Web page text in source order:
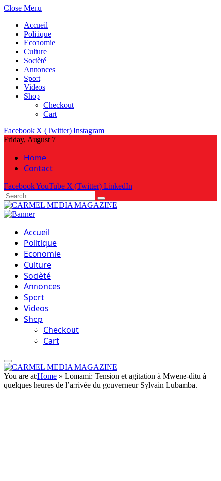
Close Menu
Accueil
Politique
Economie
Culture
Socièté
Annonces
Sport
Videos
Shop
Checkout
Cart
Facebook X (Twitter) Instagram
Friday, August 7
Home
Contact
FacebookYouTube X (Twitter) LinkedIn
Accueil
Politique
Economie
Culture
Socièté
Annonces
Sport
Videos
Shop
Checkout
Cart
You are at:Home » Lomami: Tension et agitation à Mwene-ditu à
quelques heures de l’arrivée du gouverneur Sylvain Lubamba.